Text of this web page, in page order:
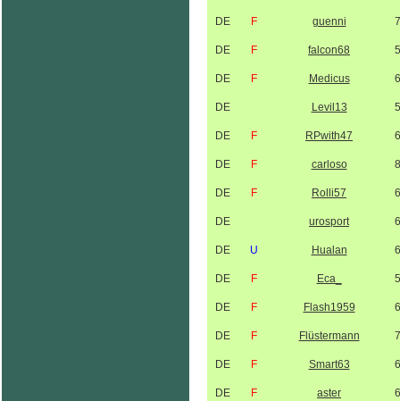
DE F guenni
DE F falcon68
DE F Medicus
DE Levil13
DE F RPwith47
DE F carloso
DE F Rolli57
DE urosport
DE U Hualan
DE F Eca_
DE F Flash1959
DE F Flüstermann
DE F Smart63
DE F aster